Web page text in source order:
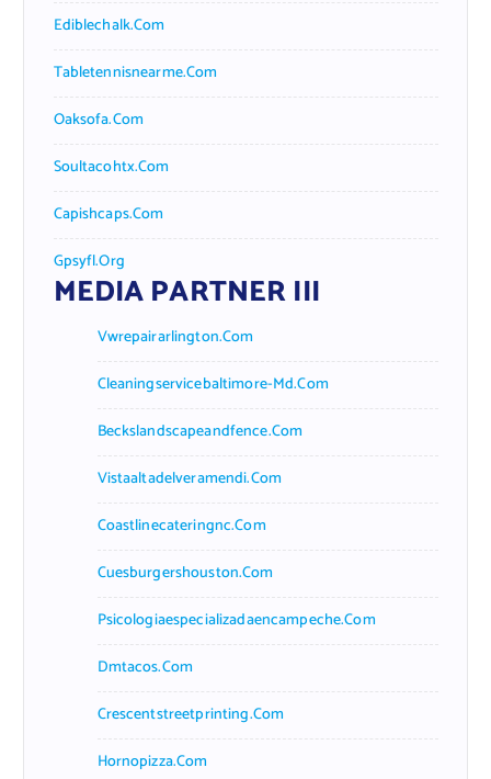
Ediblechalk.com
Tabletennisnearme.com
Oaksofa.com
Soultacohtx.com
Capishcaps.com
Gpsyfl.org
MEDIA PARTNER III
Vwrepairarlington.com
Cleaningservicebaltimore-Md.com
Beckslandscapeandfence.com
Vistaaltadelveramendi.com
Coastlinecateringnc.com
Cuesburgershouston.com
Psicologiaespecializadaencampeche.com
Dmtacos.com
Crescentstreetprinting.com
Hornopizza.com